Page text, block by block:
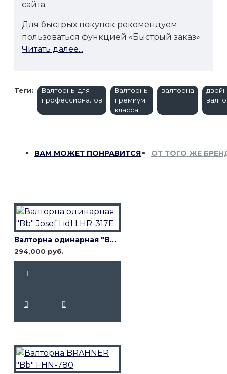
сайта.
Для быстрых покупок рекомендуем
пользоваться функцией «Быстрый заказ»
Читать далее...
Теги:
Валторны для
профессионалов
Валторны
премиум
класса
валторна
ВАМ МОЖЕТ ПОНРАВИТСЯ ОТ ТОГО ЖЕ
Валторна одинарная "Bb" Josef Lidl LHR-317E
294,000 руб.